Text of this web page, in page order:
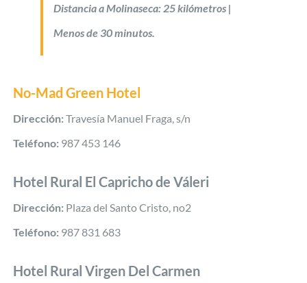
Distancia a Molinaseca: 25 kilómetros |
Menos de 30 minutos.
No-Mad Green Hotel
Dirección: Travesía Manuel Fraga, s/n
Teléfono: 987 453 146
Hotel Rural El Capricho de Váleri
Dirección: Plaza del Santo Cristo, no2
Teléfono: 987 831 683
Hotel Rural Virgen Del Carmen